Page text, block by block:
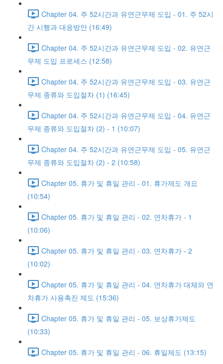
Chapter 04. 주 52시간과 유연근무제 도입 - 01. 주 52시
간 시행과 대응방안 (16:49)
Chapter 04. 주 52시간과 유연근무제 도입 - 02. 유연근
무제 도입 프로세스 (12:58)
Chapter 04. 주 52시간과 유연근무제 도입 - 03. 유연근
무제 종류와 도입절차 (1) (16:45)
Chapter 04. 주 52시간과 유연근무제 도입 - 04. 유연근
무제 종류와 도입절차 (2) - 1 (10:07)
Chapter 04. 주 52시간과 유연근무제 도입 - 05. 유연근
무제 종류와 도입절차 (2) - 2 (10:58)
Chapter 05. 휴가 및 휴일 관리 - 01. 휴가제도 개요
(10:54)
Chapter 05. 휴가 및 휴일 관리 - 02. 연차휴가 - 1
(10:06)
Chapter 05. 휴가 및 휴일 관리 - 03. 연차휴가 - 2
(10:02)
Chapter 05. 휴가 및 휴일 관리 - 04. 연차휴가 대체와 연
차휴가 사용촉진 제도 (15:36)
Chapter 05. 휴가 및 휴일 관리 - 05. 보상휴가제도
(10:33)
Chapter 05. 휴가 및 휴일 관리 - 06. 휴일제도 (13:15)